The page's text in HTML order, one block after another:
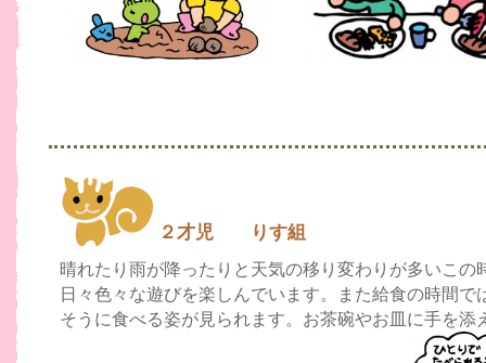
２才児 りす組
晴れたり雨が降ったりと天気の移り変わりが多いこ
日々色々な遊びを楽しんでいます。また給食の時間
そうに食べる姿が見られます。お茶碗やお皿に手を